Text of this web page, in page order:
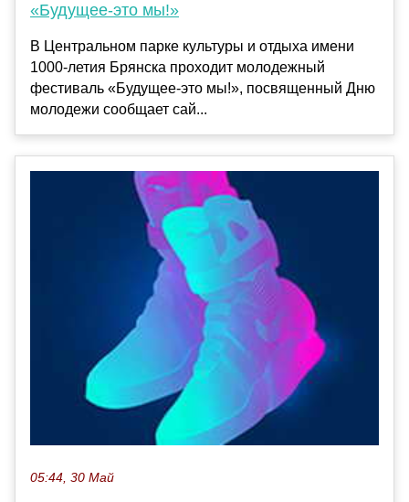
«Будущее-это мы!»
В Центральном парке культуры и отдыха имени
1000-летия Брянска проходит молодежный
фестиваль «Будущее-это мы!», посвященный Дню
молодежи сообщает сай...
05:44, 30 Май